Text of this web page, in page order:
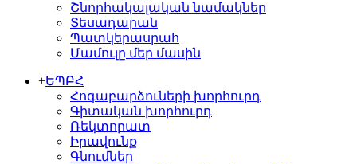
Շնորհակալական նամակներ
Տեսադարան
Պատկերասրահ
Մամուլը մեր մասին
+ԵՊԲՀ
Հոգաբարձուների խորհուրդ
Գիտական խորհուրդ
Ռեկտորատ
Իրավունք
Գնումներ